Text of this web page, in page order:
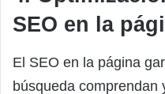
SEO en la
El SEO en la página
búsqueda comprendan